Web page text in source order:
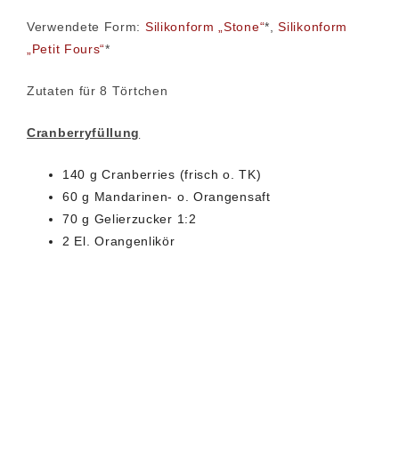
Verwendete Form: Silikonform „Stone“*,Silikonform
„Petit Fours“*
Zutaten für 8 Törtchen
Cranberryfüllung
140 g Cranberries (frisch o. TK)
60 g Mandarinen- o. Orangensaft
70 g Gelierzucker 1:2
2 El. Orangenlikör